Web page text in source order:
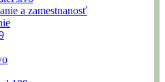
a zamestnanosť